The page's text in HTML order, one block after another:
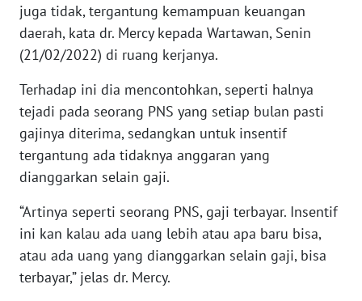
juga tidak, tergantung kemampuan keuangan
daerah, kata dr. Mercy kepada Wartawan, Senin
(21/02/2022) di ruang kerjanya.
Terhadap ini dia mencontohkan, seperti halnya
tejadi pada seorang PNS yang setiap bulan pasti
gajinya diterima, sedangkan untuk insentif
tergantung ada tidaknya anggaran yang
dianggarkan selain gaji.
“Artinya seperti seorang PNS, gaji terbayar. Insentif
ini kan kalau ada uang lebih atau apa baru bisa,
atau ada uang yang dianggarkan selain gaji, bisa
terbayar,” jelas dr. Mercy.
WN
JABAR
BANTEN
WN
NTT
KEPRI
WN
PAPUA